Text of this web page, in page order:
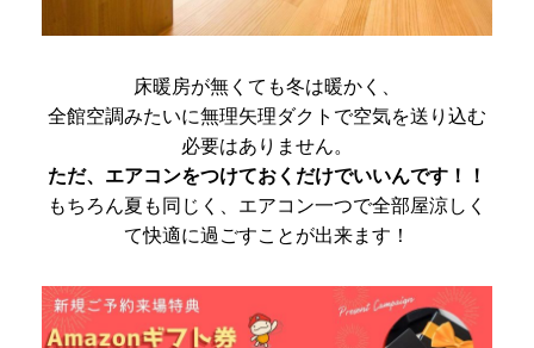
床暖房が無くても冬は暖かく、
全館空調みたいに無理矢理ダクトで空気を送り込む
必要はありません。
ただ、エアコンをつけておくだけでいいんです！！
もちろん夏も同じく、エアコン一つで全部屋涼しく
て快適に過ごすことが出来ます！